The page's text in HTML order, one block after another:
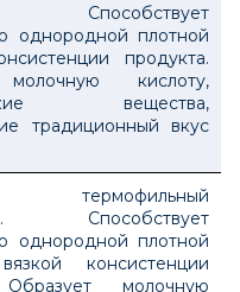
Способствует
однородной плотной
продукта.
кислоту,
вещества,
традиционный вкус
термофильный
Способствует
однородной плотной
консистенции
молочную